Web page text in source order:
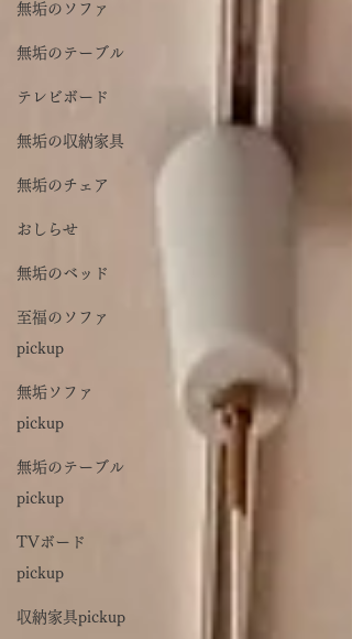
無垢のソファ
無垢のテーブル
テレビボード
無垢の収納家具
無垢のチェア
おしらせ
無垢のベッド
至福のソファ
pickup
無垢ソファ
pickup
無垢のテーブル
pickup
TVボード
pickup
収納家具pickup